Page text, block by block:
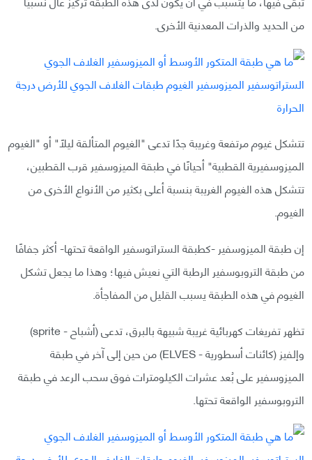
من الحديد والذرات المعدنية الأخرى.
تتشكل غيوم مرتفعة وغريبة جدًا تدعى "الغيوم المتألقة ليلًا" أو "الغيوم
الميزوسفيرية القطبية" أحيانًا في طبقة الميزوسفير قرب القطبين،
تتشكل هذه الغيوم الغريبة بنسبة أعلى بكثير من الأنواع الأخرى من
الغيوم.
إن طبقة الميزوسفير -كطبقة الستراتوسفير الواقعة تحتها- أكثر جفافًا
من طبقة التروبوسفير الرطبة التي نعيش فيها؛ وهذا ما يجعل تشكل
الغيوم في هذه الطبقة يسبب القليل من المفاجأة.
تظهر تفريغات كهربائية غريبة شبيهة بالبرق، تدعى (أشباح - sprite)
وإلفيز (كائنات أسطورية - ELVES) من حين إلى آخر في طبقة
الميزوسفير على بُعد عشرات الكيلومترات فوق سحب الرعد في طبقة
التروبوسفير الواقعة تحتها.